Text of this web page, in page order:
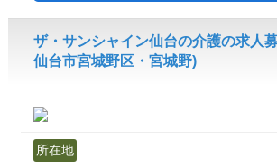
ザ・サンシャイン仙台の介護の求人
仙台市宮城野区・宮城野)
所在地